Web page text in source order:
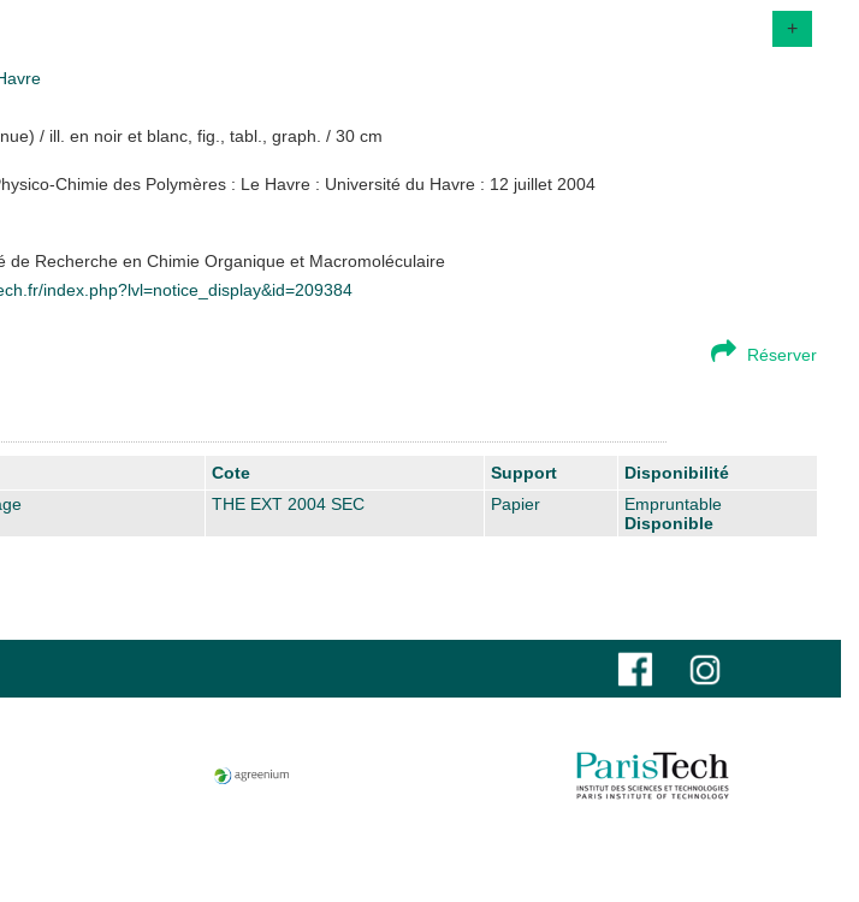
+
/ ill. en noir et blanc, fig., tabl., graph. / 30 cm
Chimie des Polymères : Le Havre : Université du Havre : 12 juillet 2004
de Recherche en Chimie Organique et Macromoléculaire
index.php?lvl=notice_display&id=209384
Réserver
Cote Support
Disponibilité
THE EXT 2004 SEC Papier
Empruntable
Disponible